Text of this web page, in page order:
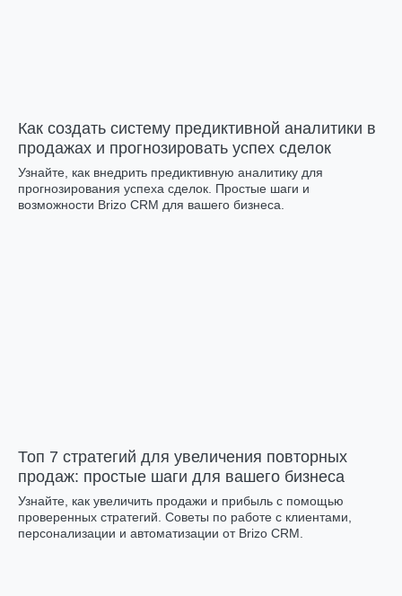
Как создать систему предиктивной аналитики в
продажах и прогнозировать успех сделок
Узнайте, как внедрить предиктивную аналитику для
прогнозирования успеха сделок. Простые шаги и
возможности Brizo CRM для вашего бизнеса.
Топ 7 стратегий для увеличения повторных
продаж: простые шаги для вашего бизнеса
Узнайте, как увеличить продажи и прибыль с помощью
проверенных стратегий. Советы по работе с клиентами,
персонализации и автоматизации от Brizo CRM.